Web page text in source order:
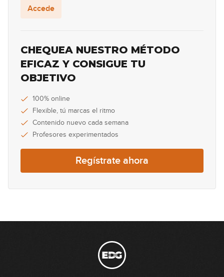
26:07
20:42
35:07
19:11
Yahritza y Su Esencia - Soy el único
tierras
Ennio Morricone - Sister Sara's
Juanes - La camisa negra
Accede
CHEQUEA NUESTRO MÉTODO
EFICAZ Y CONSIGUE TU
OBJETIVO
100% online
Flexible, tú marcas el ritmo
Contenido nuevo cada semana
Profesores experimentados
Regístrate ahora